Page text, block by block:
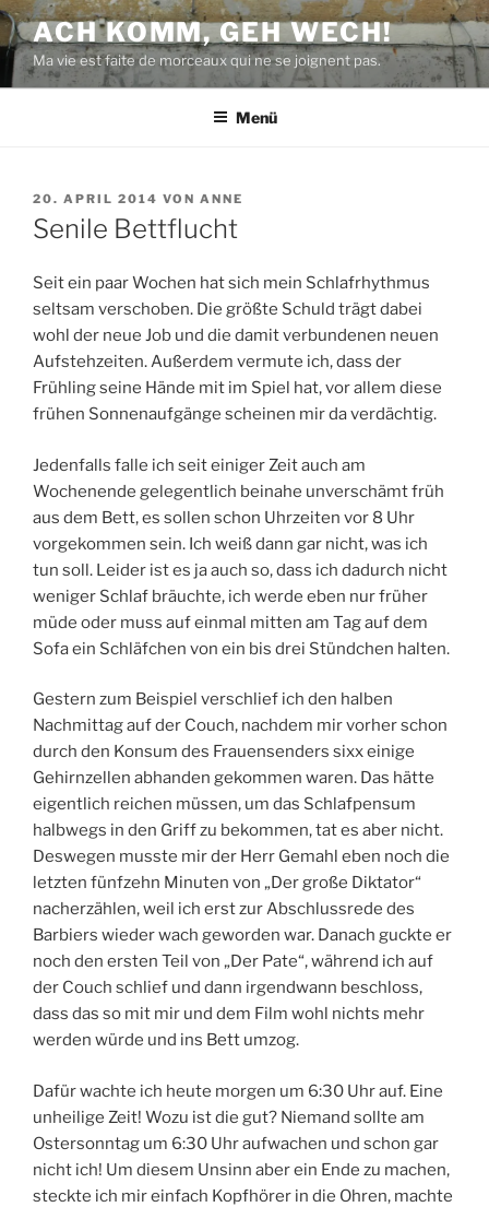
Zum
Inhalt
springen
ACH KOMM, GEH WECH!
Ma vie est faite de morceaux qui ne se joignent pas.
Menü
VERÖFFENTLICHT
AM
20. APRIL 2014 VON ANNE
Senile Bettflucht
Seit ein paar Wochen hat sich mein Schlafrhythmus
seltsam verschoben. Die größte Schuld trägt dabei
wohl der neue Job und die damit verbundenen neuen
Aufstehzeiten. Außerdem vermute ich, dass der
Frühling seine Hände mit im Spiel hat, vor allem diese
frühen Sonnenaufgänge scheinen mir da verdächtig.
Jedenfalls falle ich seit einiger Zeit auch am
Wochenende gelegentlich beinahe unverschämt früh
aus dem Bett, es sollen schon Uhrzeiten vor 8 Uhr
vorgekommen sein. Ich weiß dann gar nicht, was ich
tun soll. Leider ist es ja auch so, dass ich dadurch nicht
weniger Schlaf bräuchte, ich werde eben nur früher
müde oder muss auf einmal mitten am Tag auf dem
Sofa ein Schläfchen von ein bis drei Stündchen halten.
Gestern zum Beispiel verschlief ich den halben
Nachmittag auf der Couch, nachdem mir vorher schon
durch den Konsum des Frauensenders sixx einige
Gehirnzellen abhanden gekommen waren. Das hätte
eigentlich reichen müssen, um das Schlafpensum
halbwegs in den Griff zu bekommen, tat es aber nicht.
Deswegen musste mir der Herr Gemahl eben noch die
letzten fünfzehn Minuten von „Der große Diktator“
nacherzählen, weil ich erst zur Abschlussrede des
Barbiers wieder wach geworden war. Danach guckte er
noch den ersten Teil von „Der Pate“, während ich auf
der Couch schlief und dann irgendwann beschloss,
dass das so mit mir und dem Film wohl nichts mehr
werden würde und ins Bett umzog.
Dafür wachte ich heute morgen um 6:30 Uhr auf. Eine
unheilige Zeit! Wozu ist die gut? Niemand sollte am
Ostersonntag um 6:30 Uhr aufwachen und schon gar
nicht ich! Um diesem Unsinn aber ein Ende zu machen,
steckte ich mir einfach Kopfhörer in die Ohren, machte